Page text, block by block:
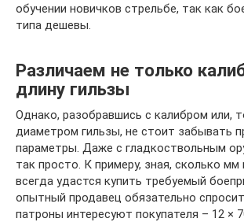
обучении новичков стрельбе, так как
типа дешевы.
Различаем не только
длину гильзы
Однако, разобравшись с калибром или,
диаметром гильзы, не стоит забывать
параметры. Даже с гладкоствольным
так просто. К примеру, зная, сколько мм
всегда удастся купить требуемый
опытный продавец обязательно
патроны интересуют покупателя – 12 ×